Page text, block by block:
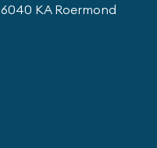
6040 KA Roermond